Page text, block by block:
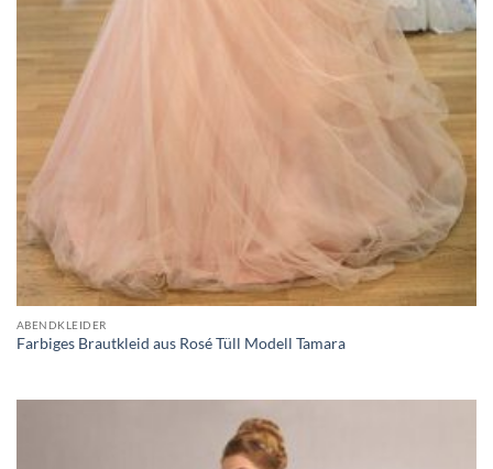
ABENDKLEIDER
Farbiges Brautkleid aus Rosé Tüll Modell Tamara